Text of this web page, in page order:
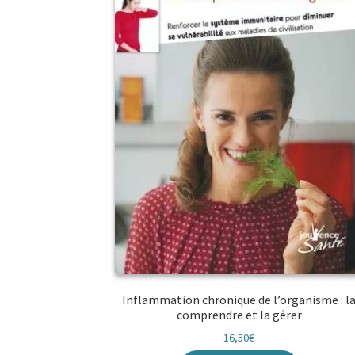
Inflammation chronique de l’organisme :
comprendre et la gérer
16,50€